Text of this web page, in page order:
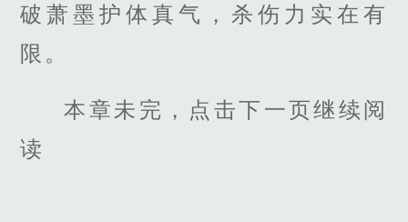
破萧墨护体真气，杀伤力实在有
限。
本章未完，点击下一页继续阅
读